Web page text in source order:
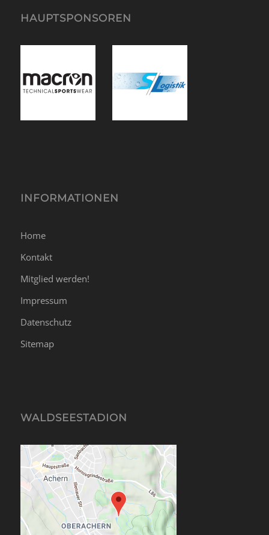
HAUPTSPONSOREN
INFORMATIONEN
Home
Kontakt
Mitglied werden!
Impressum
Datenschutz
Sitemap
WALDSEESTADION